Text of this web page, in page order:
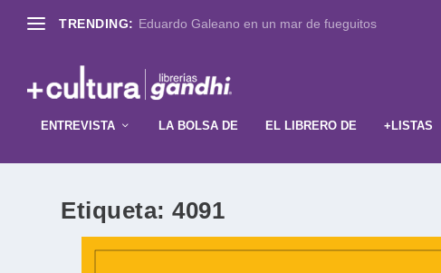
TRENDING: Eduardo Galeano en un mar de fueguitos
ENTREVISTA LA BOLSA DE EL LIBRERO DE +LISTAS
Etiqueta:4091